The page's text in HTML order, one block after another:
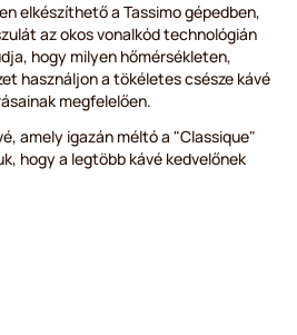
elkészíthető a Tassimo gépedben,
az okos vonalkód technológián
hogy milyen hőmérsékleten,
használjon a tökéletes csésze kávé
megfelelően.
amely igazán méltó a "Classique"
hogy a legtöbb kávé kedvelőnek